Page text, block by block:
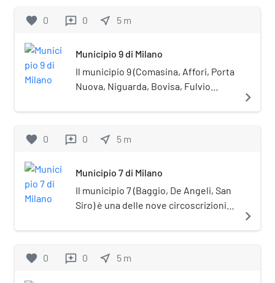
all'una di notte.
favorite 0 reviews 0 near_me 5 m
Municipio 9 di Milano
Il municipio 9 (Comasina, Affori, Porta
Nuova, Niguarda, Bovisa, Fulvio
comunali di Milano. La sede del
Guerzoni, 38.
navigate_next
favorite 0 reviews 0 near_me 5 m
Municipio 7 di Milano
Il municipio 7 (Baggio, De Angeli, San
Siro) è una delle nove circoscrizioni
Consiglio si trova in via Anselmo da
navigate_next
favorite 0 reviews 0 near_me 5 m